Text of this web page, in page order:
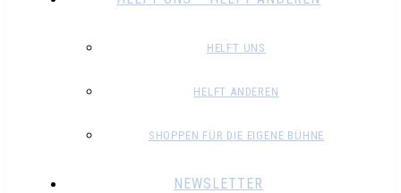
HELFT UNS
HELFT ANDEREN
SHOPPEN FÜR DIE EIGENE BÜHNE
NEWSLETTER